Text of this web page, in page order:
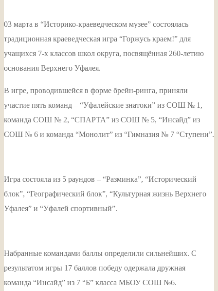
03 марта в “Историко-краеведческом музее” состоялась
традиционная краеведческая игра “Горжусь краем!” для
учащихся 7-х классов школ округа, посвящённая 260-летию
основания Верхнего Уфалея.
В игре, проводившейся в форме брейн-ринга, приняли
участие пять команд – “Уфалейские знатоки” из СОШ № 1,
команда СОШ № 2, “СПАРТА” из СОШ № 5, “Инсайд” из
СОШ № 6 и команда “Монолит” из “Гимназия № 7 “Ступени”.
Игра состояла из 5 раундов – “Разминка”, “Исторический
блок”, “Географический блок”, “Культурная жизнь Верхнего
Уфалея” и “Уфалей спортивный”.
Набранные командами баллы определили сильнейших. С
результатом игры 17 баллов победу одержала дружная
команда “Инсайд” из 7 “Б” класса МБОУ СОШ №6.